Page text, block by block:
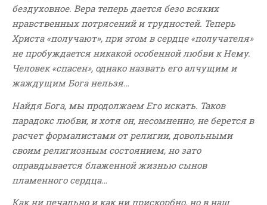
Заметки
Изображения
Информация
История-Свидетельство
Книга "Второе Пришествие
Христа"
Книги
Мини-Проповеди
Музыка-Видео
бездуховное. Вера теперь дается безо всяких
нравственных потрясений и трудностей. Теперь
Христа «получают», при этом в сердце «получателя»
не пробуждается никакой особенной любви к Нему.
Человек «спасен», однако назвать его алчущим и
жаждущим Бога нельзя…
Найдя Бога, мы продолжаем Его искать. Таков
парадокс любви, и хотя он, несомненно, не берется в
расчет формалистами от религии, довольными
своим религиозным состоянием, но зато
оправдывается блаженной жизнью сынов
пламенного сердца…
Как ни печально и как ни прискорбно, но в наш